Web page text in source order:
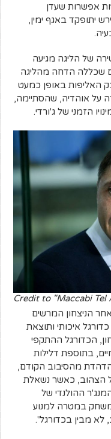
אפשרות שעדן
יתופקד באגף ימין,
של הליגה מגיעה
שכללה הדחה מהליגה
האליפות באופן כמעט
על אוהדיה, שהסתיימה,
הזמני של ג'ורדי.
Credit to "Maccabi Tel
הניצחון המרשים
איכותי ותוצאת
הכדורגל ההתקפי
בתוספת דלילות
מהסיבוב הקודם,
הצהוב, כאשר נשאלת
ההולנדי של
במטרה למנוע